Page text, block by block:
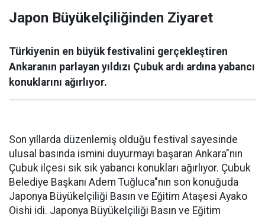
Japon Büyükelçiliğinden Ziyaret
Türkiyenin en büyük festivalini gerçekleştiren
Ankaranın parlayan yıldızı Çubuk ardı ardına yabancı
konuklarını ağırlıyor.
Son yıllarda düzenlemiş olduğu festival sayesinde
ulusal basında ismini duyurmayı başaran Ankara"nın
Çubuk ilçesi sık sık yabancı konukları ağırlıyor. Çubuk
Belediye Başkanı Adem Tuğluca"nın son konuğuda
Japonya Büyükelçiliği Basın ve Eğitim Ataşesi Ayako
Oishi idi. Japonya Büyükelçiliği Basın ve Eğitim